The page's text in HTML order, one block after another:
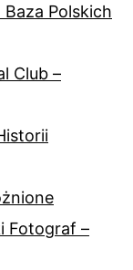
Polskich
Club –
Fotograf –